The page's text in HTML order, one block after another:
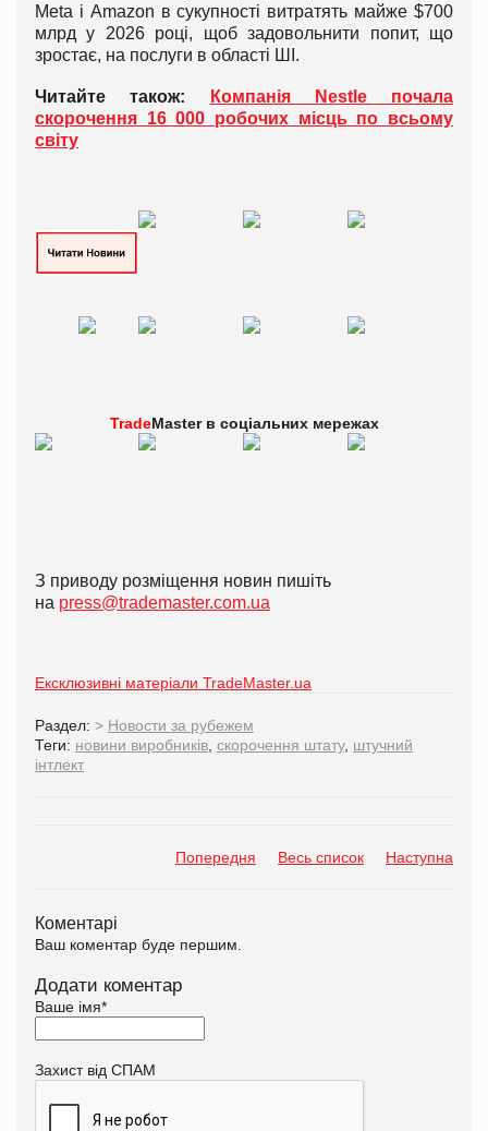
Meta і Amazon в сукупності витратять майже $700
млрд у 2026 році, щоб задовольнити попит, що
зростає, на послуги в області ШІ.
Читайте також:
Компанія Nestle почала
скорочення 16 000 робочих місць по всьому
світу
TradeMaster в соціальних мережах
З приводу розміщення новин пишіть
на press@trademaster.com.ua
Ексклюзивні матеріали TradeMaster.ua
Раздел: > Новости за рубежем
Теги: новини виробників скорочення штату, штучний
інтлект
Попередня Весь список Наступна
Коментарі
Ваш коментар буде першим.
Додати коментар
Ваше імя*
Захист від СПАМ